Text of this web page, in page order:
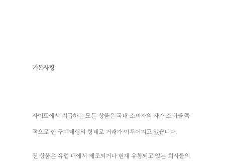
기본사항
사이트에서 취급하는 모든 상품은 국내 소비자의 자가 소비를 목
적으로 한 구매대행의 형태로 거래가 이루어지고 있습니다.
전 상품은 유럽 내에서 제조되거나 현재 유통되고 있는 회사들의